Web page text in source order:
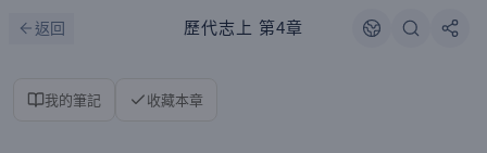
返回 歷代志上 第4章
我的筆記 收藏本章